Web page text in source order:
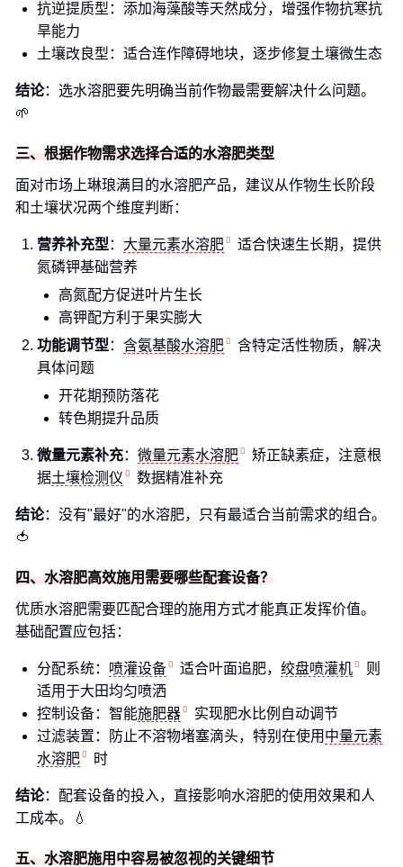
抗逆提质型：添加海藻酸等天然成分，增强作物抗寒抗
旱能力
土壤改良型：适合连作障碍地块，逐步修复土壤微生态
结论：选水溶肥要先明确当前作物最需要解决什么问题。
🌱
三、根据作物需求选择合适的水溶肥类型
面对市场上琳琅满目的水溶肥产品，建议从作物生长阶段
和土壤状况两个维度判断：
营养补充型 ： 大量元素水溶肥
适合快速生长期，提供
氮磷钾基础营养
高氮配方促进叶片生长
高钾配方利于果实膨大
功能调节型 ： 含氨基酸水溶肥
含特定活性物质，解决
具体问题
开花期预防落花
转色期提升品质
微量元素补充： 微量元素水溶肥
矫正缺素症，注意根
据土壤检测仪 数据精准补充
结论：没有"最好"的水溶肥，只有最适合当前需求的组合。
🍅
四、水溶肥高效施用需要哪些配套设备？
优质水溶肥需要匹配合理的施用方式才能真正发挥价值。
基础配置应包括：
分配系统： 喷灌设备 适合叶面追肥， 绞盘喷灌机
则
适用于大田均匀喷洒
控制设备：智能施肥器
实现肥水比例自动调节
过滤装置：防止不溶物堵塞滴头，特别在使用 中量元素
水溶肥
时
结论：配套设备的投入，直接影响水溶肥的使用效果和人
工成本。💧
五、水溶肥施用中容易被忽视的关键细节